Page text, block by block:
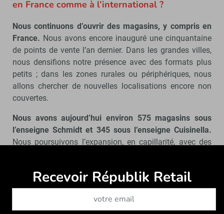
en France comme à l’international ?
Nous continuons d’ouvrir des magasins, y compris en
France. Nous avons encore inauguré une cinquantaine
de points de vente l’an dernier. Dans les grandes villes,
nous densifions notre présence avec des formats plus
petits ; dans les zones rurales ou périphériques, nous
allons chercher de nouvelles localisations encore non
couvertes.
Nous avons aujourd’hui environ 575 magasins sous
l’enseigne Schmidt et 345 sous l’enseigne Cuisinella.
Nous poursuivons l’expansion, en capillarité, avec des
Justement, comment articulez-vous votre
stratégie multimarques entre Schmidt et
Recevoir Républik Retail